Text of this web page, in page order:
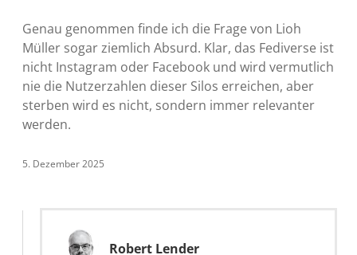
Genau genommen finde ich die Frage von Lioh
Müller sogar ziemlich Absurd. Klar, das Fediverse ist
nicht Instagram oder Facebook und wird vermutlich
nie die Nutzerzahlen dieser Silos erreichen, aber
sterben wird es nicht, sondern immer relevanter
werden.
5. Dezember 2025
Robert Lender